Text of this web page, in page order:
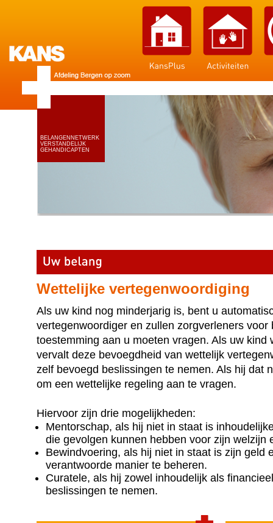
BELANGENNETWERK
VERSTANDELIJK
GEHANDICAPTEN
Wettelijke vertegenwoordiging
Als uw kind nog minderjarig is, bent u
vertegenwoordiger en zullen zorgverleners voor
toestemming aan u moeten vragen. Als uw kind
vervalt deze bevoegdheid van wettelijk
zelf bevoegd beslissingen te nemen. Als hij dat
om een wettelijke regeling aan te vragen.
Hiervoor zijn drie mogelijkheden:
Mentorschap, als hij niet in staat is
die gevolgen kunnen hebben voor zijn welzijn
Bewindvoering, als hij niet in staat is zijn geld
verantwoorde manier te beheren.
Curatele, als hij zowel inhoudelijk als
beslissingen te nemen.